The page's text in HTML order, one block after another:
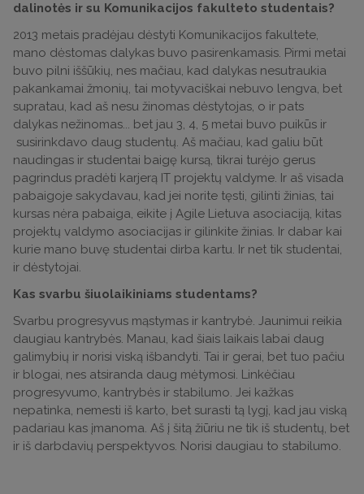
dalinotės ir su Komunikacijos fakulteto studentais?
2013 metais pradėjau dėstyti Komunikacijos fakultete,
mano dėstomas dalykas buvo pasirenkamasis. Pirmi metai
buvo pilni iššūkių, nes mačiau, kad dalykas nesutraukia
pakankamai žmonių, tai motyvaciškai nebuvo lengva, bet
supratau, kad aš nesu žinomas dėstytojas, o ir pats
dalykas nežinomas... bet jau 3, 4, 5 metai buvo puikūs ir
susirinkdavo daug studentų. Aš mačiau, kad galiu būt
naudingas ir studentai baigę kursą, tikrai turėjo gerus
pagrindus pradėti karjerą IT projektų valdyme. Ir aš visada
pabaigoje sakydavau, kad jei norite tęsti, gilinti žinias, tai
kursas nėra pabaiga, eikite į Agile Lietuva asociaciją, kitas
projektų valdymo asociacijas ir gilinkite žinias. Ir dabar kai
kurie mano buvę studentai dirba kartu. Ir net tik studentai,
ir dėstytojai.
Kas svarbu šiuolaikiniams studentams?
Svarbu progresyvus mąstymas ir kantrybė. Jaunimui reikia
daugiau kantrybės. Manau, kad šiais laikais labai daug
galimybių ir norisi viską išbandyti. Tai ir gerai, bet tuo pačiu
ir blogai, nes atsiranda daug mėtymosi. Linkėčiau
progresyvumo, kantrybės ir stabilumo. Jei kažkas
nepatinka, nemesti iš karto, bet surasti tą lygį, kad jau viską
padariau kas įmanoma. Aš į šitą žiūriu ne tik iš studentų, bet
ir iš darbdavių perspektyvos. Norisi daugiau to stabilumo.